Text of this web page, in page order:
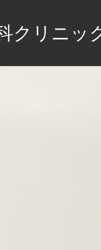
クリニッ